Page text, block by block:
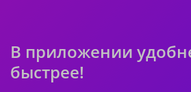
В приложении
быстрее!